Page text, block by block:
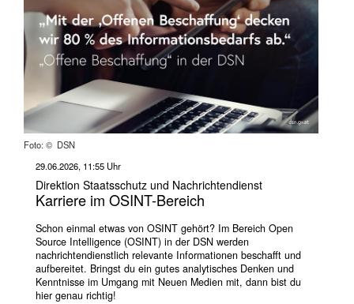
Foto: © DSN
29.06.2026, 11:55 Uhr
Direktion Staatsschutz und Nachrichtendienst
Karriere im OSINT-Bereich
Schon einmal etwas von OSINT gehört? Im Bereich Open
Source Intelligence (OSINT) in der DSN werden
nachrichtendienstlich relevante Informationen beschafft und
aufbereitet. Bringst du ein gutes analytisches Denken und
Kenntnisse im Umgang mit Neuen Medien mit, dann bist du
hier genau richtig!